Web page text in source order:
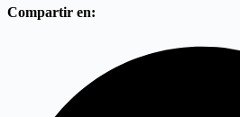
Compartir en: